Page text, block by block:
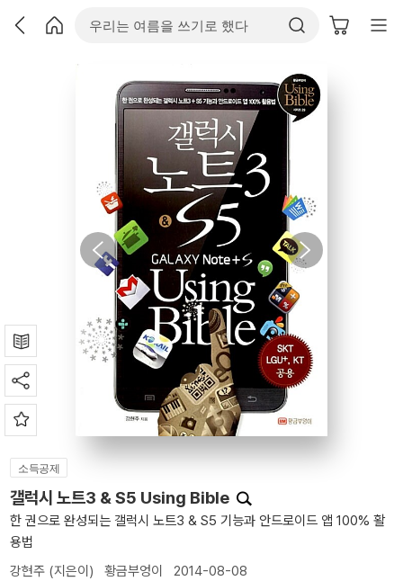
소득공제
갤럭시 노트3 & S5 Using Bible
한 권으로 완성되는 갤럭시 노트3 & S5 기능과 안드로이드 앱 100% 활
용법
강현주 (지은이) 황금부엉이 2014-08-08